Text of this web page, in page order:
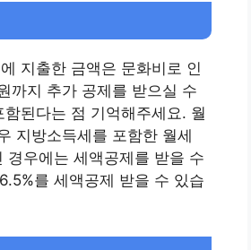
지출한 금액은 문화비로 인
까지 추가 공제를 받으실 수
된다는 점 기억해주세요. 월
지방소득세를 포함한 월세
우에는 세액공제를 받을 수
를 세액공제 받을 수 있습